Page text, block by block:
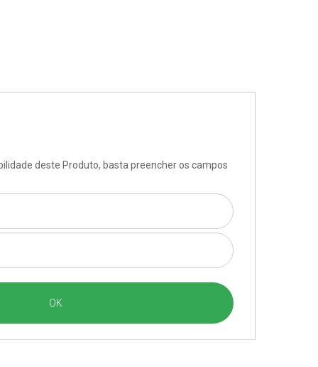
deste Produto, basta preencher os campos